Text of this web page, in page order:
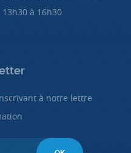
à 16h30
à notre lettre